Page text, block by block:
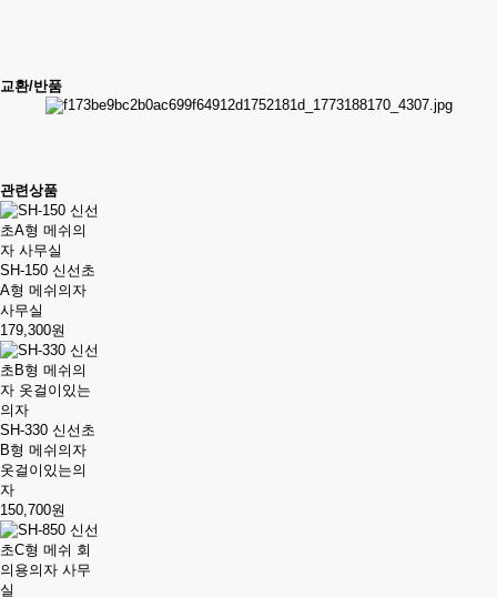
교환/반품
관련상품
SH-150 신선초
A형 메쉬의자
사무실
179,300원
SH-330 신선초
B형 메쉬의자
옷걸이있는의
자
150,700원